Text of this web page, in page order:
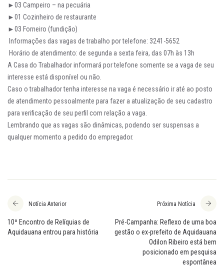
►03 Campeiro – na pecuária
►01 Cozinheiro de restaurante
►03 Forneiro (fundição)
Informações das vagas de trabalho por telefone: 3241-5652
Horário de atendimento: de segunda a sexta feira, das 07h às 13h
A Casa do Trabalhador informará por telefone somente se a vaga de seu
interesse está disponível ou não.
Caso o trabalhador tenha interesse na vaga é necessário ir até ao posto
de atendimento pessoalmente para fazer a atualização de seu cadastro
para verificação de seu perfil com relação a vaga.
Lembrando que as vagas são dinâmicas, podendo ser suspensas a
qualquer momento a pedido do empregador.
Notícia Anterior
10º Encontro de Relíquias de
Aquidauana entrou para história
Próxima Notícia
Pré-Campanha: Reflexo de uma boa
gestão o ex-prefeito de Aquidauana
Odilon Ribeiro está bem
posicionado em pesquisa
espontânea